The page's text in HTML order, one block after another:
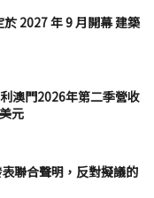
2027 年 9 月開幕 建築
澳門2026年第二季營收
元
聯合聲明，反對擬議的